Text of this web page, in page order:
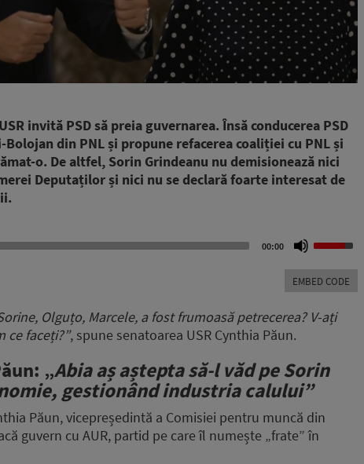
invită PSD să preia guvernarea. Însă conducerea PSD
din PNL și propune refacerea coaliției cu PNL și
o. De altfel, Sorin Grindeanu nu demisionează nici
Deputaților și nici nu se declară foarte interesat de
00:00
Up/Down
keys
increase
volume.
EMBED CODE
Olguțo, Marcele, a fost frumoasă petrecerea? V-ați
ce faceți?”, spune senatoarea USR Cynthia Păun.
„Abia aș aștepta să-l văd pe Sorin
gestionând industria calului”
Păun, vicepreședintă a Comisiei pentru muncă din
guvern cu AUR, partid pe care îl numește „frate” în